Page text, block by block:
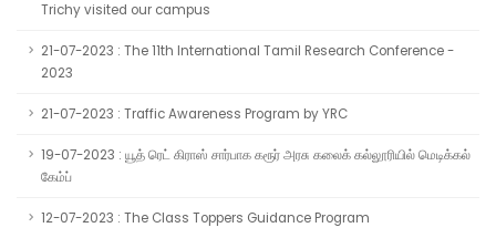
Trichy visited our campus
21-07-2023 : The 11th International Tamil Research Conference -
2023
21-07-2023 : Traffic Awareness Program by YRC
19-07-2023 : யூத் ரெட் கிராஸ் சார்பாக கரூர் அரசு கலைக் கல்லூரியில் மெடிக்கல்
கேம்ப்
12-07-2023 : The Class Toppers Guidance Program